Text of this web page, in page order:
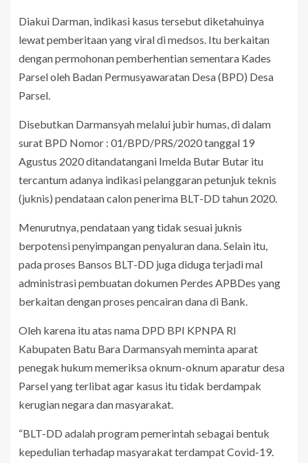
Diakui Darman, indikasi kasus tersebut diketahuinya
lewat pemberitaan yang viral di medsos. Itu berkaitan
dengan permohonan pemberhentian sementara Kades
Parsel oleh Badan Permusyawaratan Desa (BPD) Desa
Parsel.
Disebutkan Darmansyah melalui jubir humas, di dalam
surat BPD Nomor : 01/BPD/PRS/2020 tanggal 19
Agustus 2020 ditandatangani Imelda Butar Butar itu
tercantum adanya indikasi pelanggaran petunjuk teknis
(juknis) pendataan calon penerima BLT-DD tahun 2020.
Menurutnya, pendataan yang tidak sesuai juknis
berpotensi penyimpangan penyaluran dana. Selain itu,
pada proses Bansos BLT-DD juga diduga terjadi mal
administrasi pembuatan dokumen Perdes APBDes yang
berkaitan dengan proses pencairan dana di Bank.
Oleh karena itu atas nama DPD BPI KPNPA RI
Kabupaten Batu Bara Darmansyah meminta aparat
penegak hukum memeriksa oknum-oknum aparatur desa
Parsel yang terlibat agar kasus itu tidak berdampak
kerugian negara dan masyarakat.
“BLT-DD adalah program pemerintah sebagai bentuk
kepedulian terhadap masyarakat terdampat Covid-19.